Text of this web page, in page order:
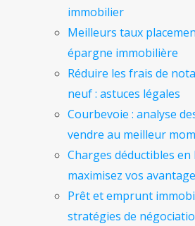
immobilier
Meilleurs taux
épargne immobilière
Réduire les frais de
neuf : astuces légales
Courbevoie : analyse
vendre au meilleur
Charges déductibles en
maximisez vos
Prêt et emprunt
stratégies de